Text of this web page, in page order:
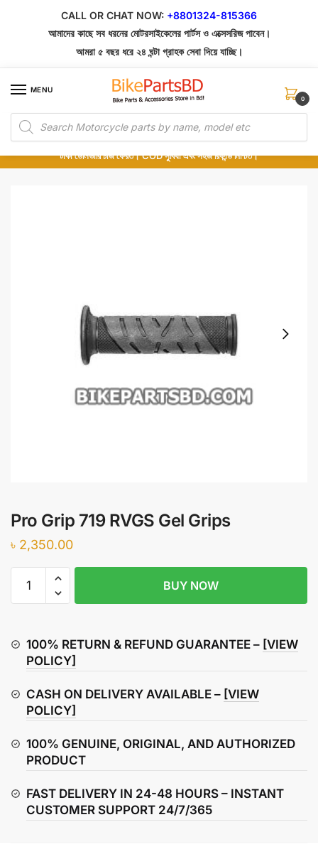
CALL OR CHAT NOW: +8801324-815366
আমাদের কাছে সব ধরনের মোটরসাইকেলের পার্টস ও এক্সেসরিজ পাবেন।
আমরা ৫ বছর ধরে ২৪ ঘন্টা গ্রাহক সেবা দিয়ে যাচ্ছি।
MENU
Products
search
0
১০০% অরিজিনাল পার্টস – শোরুম থেকে সরাসরি সংগ্রহ এবং শুধুমাত্র কুরিয়ার সার্ভিসে ডেলিভারি।
অর্ডার করার পর পার্টের ছবি দেখুন। পছন্দ হলে Cash on Delivery দিন, না হলে ৫ মিনিটে ১৯৯
টাকা ডেলিভারি চার্জ ফেরত। COD সুবিধা এবং সহজ রিফান্ড নিশ্চিত।
Pro Grip 719 RVGS Gel Grips
৳ 2,350.00
Grip
Gel
Grips
BUY NOW
100% RETURN & REFUND GUARANTEE – [VIEW
POLICY]
CASH ON DELIVERY AVAILABLE – [VIEW
POLICY]
100% GENUINE, ORIGINAL, AND AUTHORIZED
PRODUCT
FAST DELIVERY IN 24-48 HOURS – INSTANT
CUSTOMER SUPPORT 24/7/365